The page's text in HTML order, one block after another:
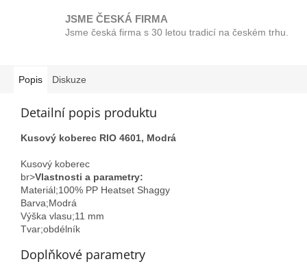
JSME ČESKÁ FIRMA
Jsme česká firma s 30 letou tradicí na českém trhu.
Popis Diskuze
Detailní popis produktu
Kusový koberec RIO 4601, Modrá
Kusový koberec
br>Vlastnosti a parametry:
Materiál;100% PP Heatset Shaggy
Barva;Modrá
Výška vlasu;11 mm
Tvar;obdélník
Doplňkové parametry